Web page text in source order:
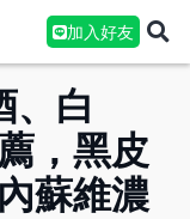
加入好友
、白
，黑皮
蘇維濃